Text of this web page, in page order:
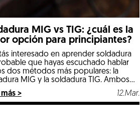
MIG vs TIG: ¿cuál es la
opción para principiantes?
interesado en aprender soldadura
que hayas escuchado hablar
dos métodos más populares: la
MIG y la soldadura TIG. Ambos
tienen aplicaciones específicas y
diferentes niveles de habilidad,
que elegir la técnica más adecuada
> 12.Mar.